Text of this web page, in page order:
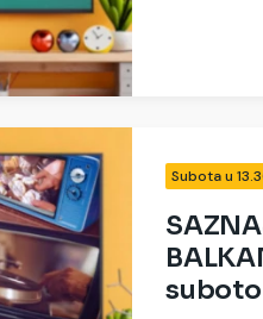
Subota u